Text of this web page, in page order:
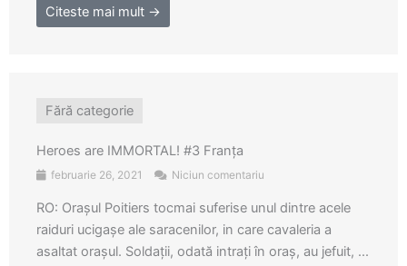
Citeste mai mult →
Fără categorie
Heroes are IMMORTAL! #3 Franța
februarie 26, 2021 Niciun comentariu
RO: Orașul Poitiers tocmai suferise unul dintre acele
raiduri ucigașe ale saracenilor, in care cavaleria a
asaltat orașul. Soldații, odată intrați în oraș, au jefuit, ...